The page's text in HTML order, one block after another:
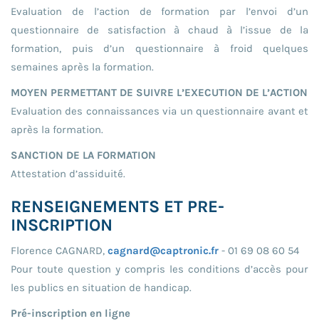
Evaluation de l’action de formation par l’envoi d’un
questionnaire de satisfaction à chaud à l’issue de la
formation, puis d’un questionnaire à froid quelques
semaines après la formation.
MOYEN PERMETTANT DE SUIVRE L’EXECUTION DE L’ACTION
Evaluation des connaissances via un questionnaire avant et
après la formation.
SANCTION DE LA FORMATION
Attestation d’assiduité.
RENSEIGNEMENTS ET PRE-
INSCRIPTION
Florence CAGNARD, cagnard@captronic.fr - 01 69 08 60 54
Pour toute question y compris les conditions d’accès pour
les publics en situation de handicap.
Pré-inscription en ligne